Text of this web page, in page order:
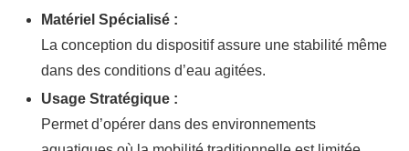
Matériel Spécialisé :
La conception du dispositif assure une stabilité même
dans des conditions d’eau agitées.
Usage Stratégique :
Permet d’opérer dans des environnements